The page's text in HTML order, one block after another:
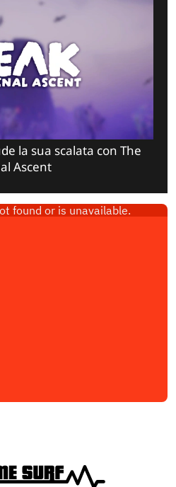
la sua scalata con The
Ascent